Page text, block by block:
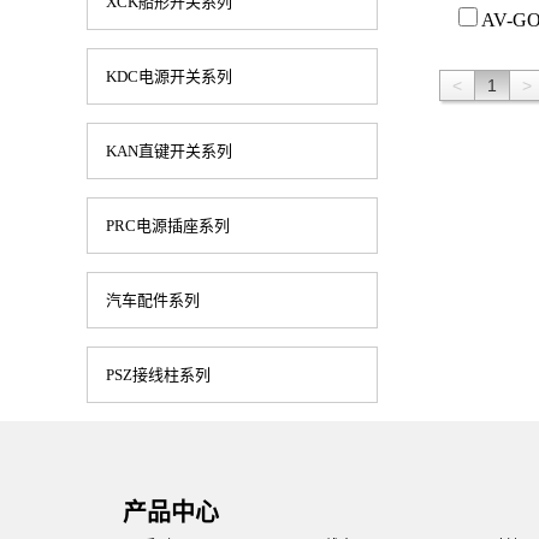
KDC电源开关系列
KAN直键开关系列
PRC电源插座系列
汽车配件系列
PSZ接线柱系列
AV-
< 1 >
产品中心